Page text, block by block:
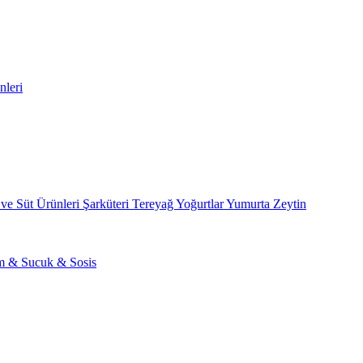
Süt Ürünleri Şarküteri TereyağYoğurtlarYumurta Zeytin
& Sucuk & Sosis